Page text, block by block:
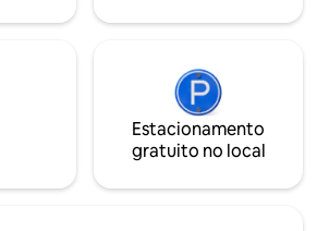
Estacionamento
gratuito no local